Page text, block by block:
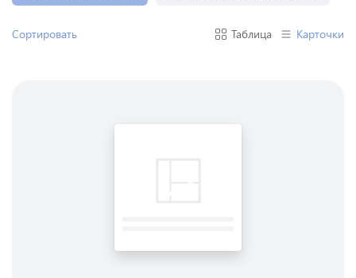
Сортировать Таблица Карточки